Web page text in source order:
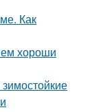
Как
хороши